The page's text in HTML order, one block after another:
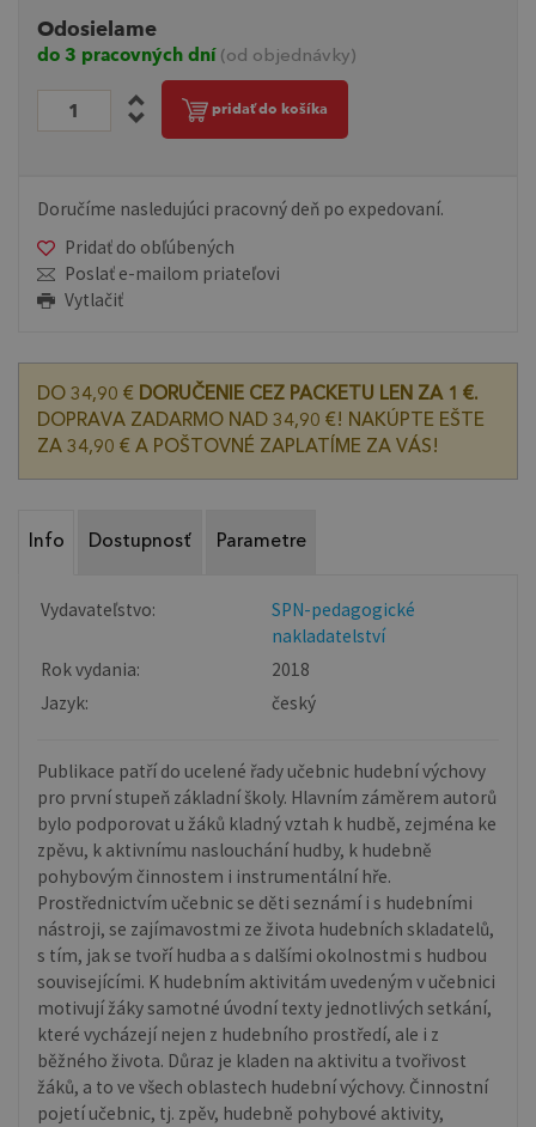
Odosielame
do 3 pracovných dní (od objednávky)
pridať do košíka
Doručíme nasledujúci pracovný deň po expedovaní.
Pridať do obľúbených
Poslať e-mailom priateľovi
Vytlačiť
DO 34,90 € DORUČENIE CEZ PACKETU LEN ZA 1 €.
DOPRAVA ZADARMO NAD 34,90 €! NAKÚPTE EŠTE
ZA 34,90 € A POŠTOVNÉ ZAPLATÍME ZA VÁS!
Info Dostupnosť Parametre
Vydavateľstvo:
SPN-pedagogické
nakladatelství
Rok vydania:
2018
Jazyk:
český
Publikace patří do ucelené řady učebnic hudební výchovy
pro první stupeň základní školy. Hlavním záměrem autorů
bylo podporovat u žáků kladný vztah k hudbě, zejména ke
zpěvu, k aktivnímu naslouchání hudby, k hudebně
pohybovým činnostem i instrumentální hře.
Prostřednictvím učebnic se děti seznámí i s hudebními
nástroji, se zajímavostmi ze života hudebních skladatelů,
s tím, jak se tvoří hudba a s dalšími okolnostmi s hudbou
souvisejícími. K hudebním aktivitám uvedeným v učebnici
motivují žáky samotné úvodní texty jednotlivých setkání,
které vycházejí nejen z hudebního prostředí, ale i z
běžného života. Důraz je kladen na aktivitu a tvořivost
žáků, a to ve všech oblastech hudební výchovy. Činnostní
pojetí učebnic, tj. zpěv, hudebně pohybové aktivity,